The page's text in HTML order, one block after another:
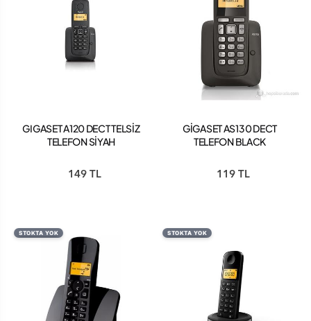
GIGASET A120 DECT TELSİZ
TELEFON SİYAH
149 TL
GİGASET AS130 DECT
TELEFON BLACK
119 TL
STOKTA YOK STOKTA YOK